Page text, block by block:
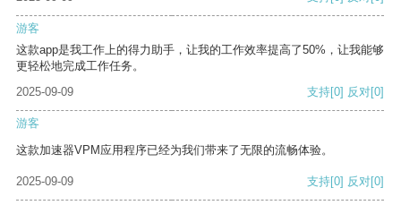
游客
这款app是我工作上的得力助手，让我的工作效率提高了50%，让我能够
更轻松地完成工作任务。
2025-09-09
支持[0] 反对[0]
游客
这款加速器VPM应用程序已经为我们带来了无限的流畅体验。
2025-09-09 支持[0] 反对[0]